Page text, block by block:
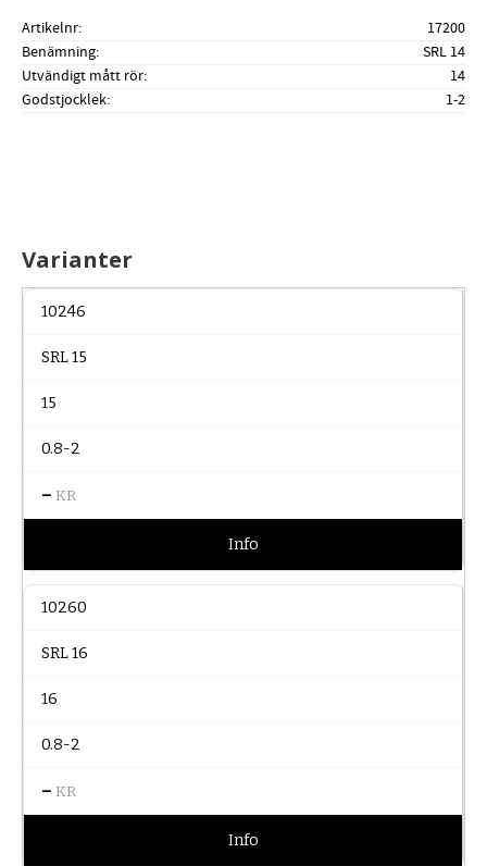
Artikelnr
17200
Benämning
SRL 14
Utvändigt mått rör
14
Godstjocklek
1-2
Varianter
10246
SRL 15
15
0.8-2
– KR
Info
10260
SRL 16
16
0.8-2
– KR
Info